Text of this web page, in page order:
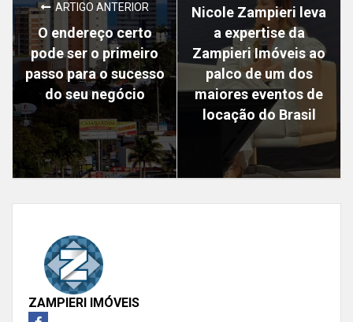
ARTIGO ANTERIOR
O endereço certo
pode ser o primeiro
passo para o sucesso
do seu negócio
Nicole Zampieri leva
a expertise da
Zampieri Imóveis ao
palco de um dos
maiores eventos de
locação do Brasil
ZAMPIERI IMÓVEIS